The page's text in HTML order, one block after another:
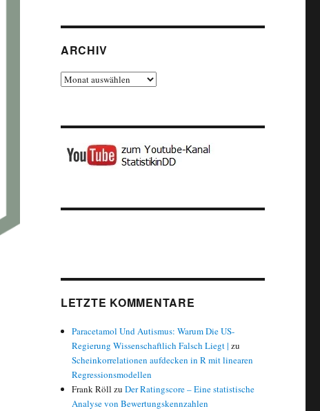
ARCHIV
Archiv
LETZTE KOMMENTARE
Paracetamol Und Autismus: Warum Die US-
Regierung Wissenschaftlich Falsch Liegt | zu
Scheinkorrelationen aufdecken in R mit linearen
Regressionsmodellen
Frank Röll zuDer Ratingscore – Eine statistische
Analyse von Bewertungskennzahlen